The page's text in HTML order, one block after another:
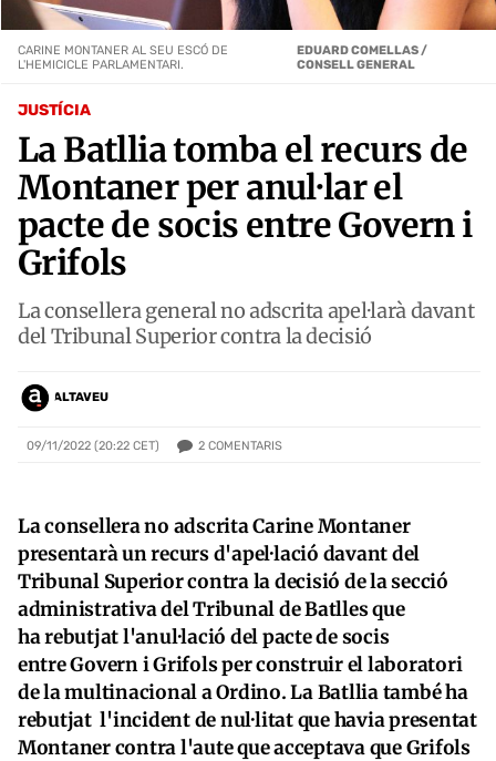
JUSTÍCIA
La Batllia tomba el recurs de
Montaner per anul·lar el
pacte de socis entre Govern i
Grifols
La consellera general no adscrita apel·larà davant
del Tribunal Superior contra la decisió
ALTAVEU
09/11/2022 (20:22 CET) 2 COMENTARIS
CARINE MONTANER AL SEU ESCÓ DE
L'HEMICICLE PARLAMENTARI.
EDUARD COMELLAS /
CONSELL GENERAL
La consellera no adscrita Carine Montaner
presentarà un recurs d'apel·lació davant del
Tribunal Superior contra la decisió de la secció
administrativa del Tribunal de Batlles que
ha rebutjat l'anul·lació del pacte de socis
entreGovern i Grifols per construir el laboratori
de la multinacional a Ordino.La Batllia també ha
rebutjat l'incident de nul·litat que havia presentat
Montaner contra l'aute que acceptava que Grifols